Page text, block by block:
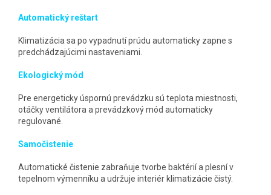
Automatický reštart
Klimatizácia sa po vypadnutí prúdu automaticky zapne s
predchádzajúcimi nastaveniami.
Ekologický mód
Pre energeticky úspornú prevádzku sú teplota miestnosti,
otáčky ventilátora a prevádzkový mód automaticky
regulované.
Samočistenie
Automatické čistenie zabraňuje tvorbe baktérií a plesní v
tepelnom výmenníku a udržuje interiér klimatizácie čistý.